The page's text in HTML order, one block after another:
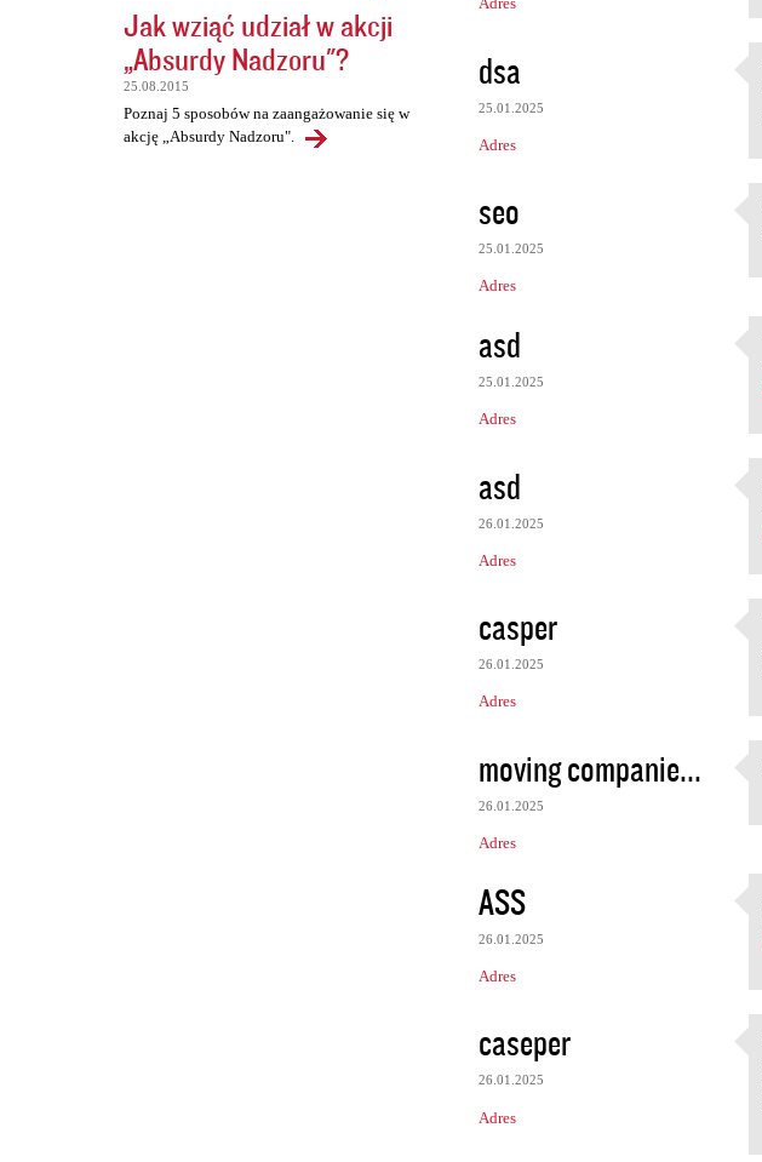
Jak wziąć udział w akcji
„Absurdy Nadzoru"?
25.08.2015
Poznaj 5 sposobów na zaangażowanie się w
akcję „Absurdy Nadzoru".
dsa
25.01.2025
Adres
seo
25.01.2025
Adres
asd
25.01.2025
Adres
asd
26.01.2025
Adres
casper
26.01.2025
Adres
moving companie...
26.01.2025
Adres
ASS
26.01.2025
Adres
caseper
26.01.2025
Adres